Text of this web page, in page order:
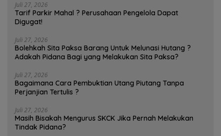
Juli 27, 2026
Tarif Parkir Mahal ? Perusahaan Pengelola Dapat
Digugat!
Juli 27, 2026
Bolehkah Sita Paksa Barang Untuk Melunasi Hutang ?
Adakah Pidana Bagi yang Melakukan Sita Paksa?
Juli 27, 2026
Bagaimana Cara Pembuktian Utang Piutang Tanpa
Perjanjian Tertulis ?
Juli 27, 2026
Masih Bisakah Mengurus SKCK Jika Pernah Melakukan
Tindak Pidana?